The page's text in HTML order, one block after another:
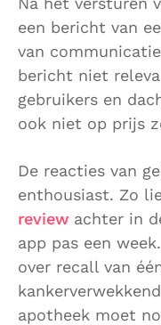
een bericht van
van
bericht niet
gebruikers en
ook niet op prijs
De reacties van
enthousiast. Zo
review achter in
app pas een
over recall van
apotheek moet